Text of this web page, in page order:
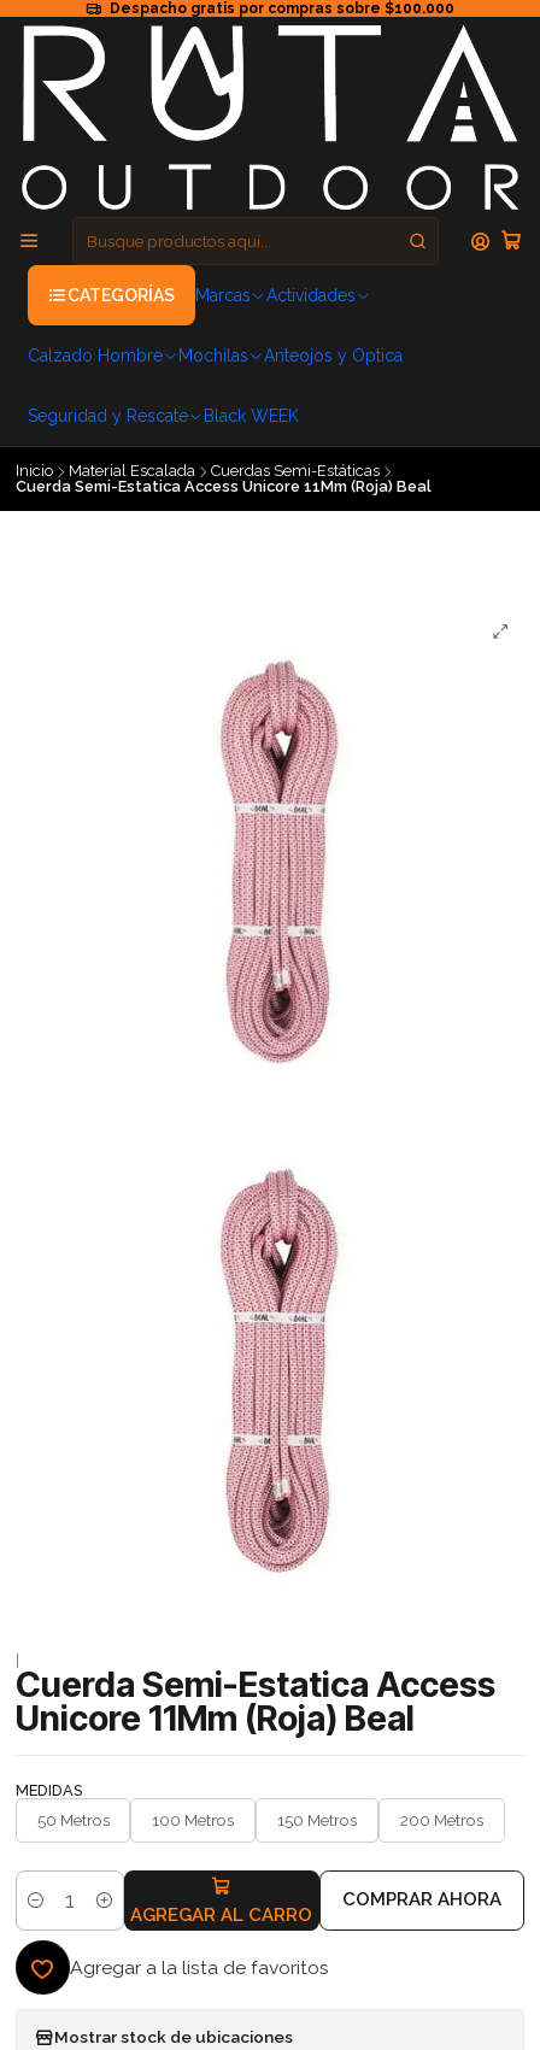
Despacho gratis por compras sobre $100.000
CATEGORÍAS Marcas Actividades
Calzado Hombre Mochilas Anteojos y Optica
Seguridad y Rescate Black WEEK
Inicio Material Escalada
Cuerdas Semi-Estáticas
Cuerda Semi-Estatica Access Unicore 11Mm (Roja) Beal
|
Cuerda Semi-Estatica Access
Unicore 11Mm (Roja) Beal
MEDIDAS
50 Metros 100 Metros 150 Metros 200 Metros
Cantidad AGREGAR AL CARRO
COMPRAR AHORA
Agregar a la lista de favoritos
Mostrar stock de ubicaciones